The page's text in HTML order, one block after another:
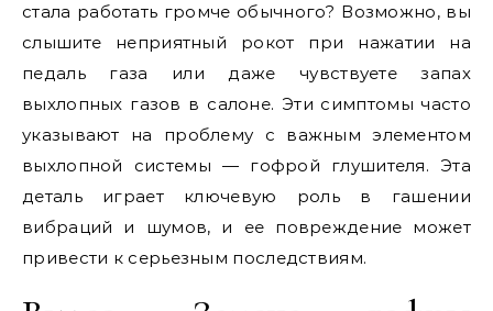
стала работать громче обычного? Возможно, вы
слышите неприятный рокот при нажатии на
педаль газа или даже чувствуете запах
выхлопных газов в салоне. Эти симптомы часто
указывают на проблему с важным элементом
выхлопной системы — гофрой глушителя. Эта
деталь играет ключевую роль в гашении
вибраций и шумов, и ее повреждение может
привести к серьезным последствиям.